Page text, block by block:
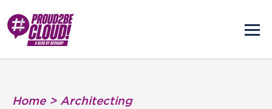
Home > Architecting